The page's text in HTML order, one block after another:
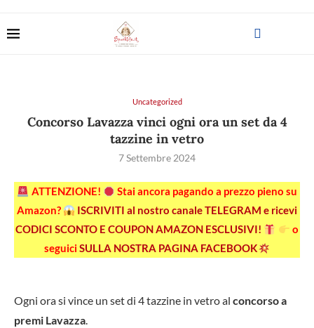
Uncategorized
Concorso Lavazza vinci ogni ora un set da 4
tazzine in vetro
7 Settembre 2024
ATTENZIONE!
Stai ancora pagando a prezzo pieno su
Amazon?
ISCRIVITI al nostro canale TELEGRAM e ricevi
CODICI SCONTO E COUPON AMAZON ESCLUSIVI!
o
seguiciSULLA NOSTRA PAGINA FACEBOOK
Ogni ora si vince un set di 4 tazzine in vetro al concorso a
premi Lavazza.